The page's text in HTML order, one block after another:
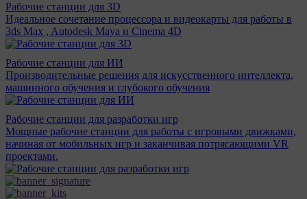
Рабочие станции для 3D
Идеальное сочетание процессора и видеокарты для работы в
3ds Max , Autodesk Maya и Cinema 4D
Рабочие станции для ИИ
Производительные решения для искусственного интеллекта,
машинного обучения и глубокого обучения
Рабочие станции для разработки игр
Мощные рабочие станции для работы с игровыми движками,
начиная от мобильных игр и заканчивая потрясающими VR
проектами.